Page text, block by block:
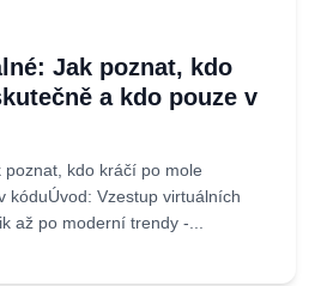
Jak poznat, kdo
a kdo pouze v
kdo kráčí po mole
kóduÚvod: Vzestup virtuálních
až po moderní trendy -...